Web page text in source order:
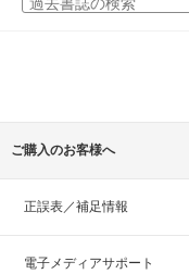
ご購入のお客様へ
正誤表／補足情報
電子メディアサポート